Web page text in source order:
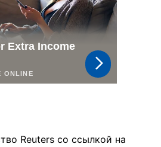
Reuters со ссылкой на